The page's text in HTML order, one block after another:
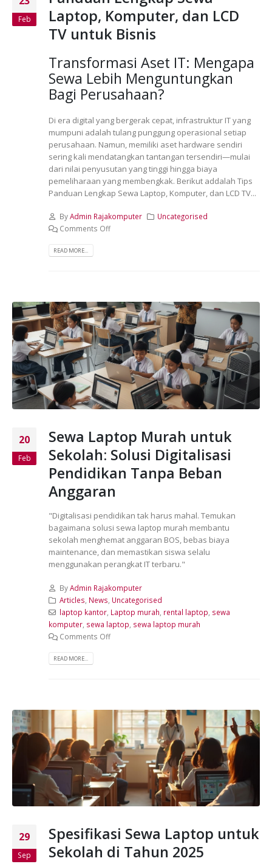
Feb
Laptop, Komputer, dan LCD
TV untuk Bisnis
Transformasi Aset IT: Mengapa
Sewa Lebih Menguntungkan
Bagi Perusahaan?
Di era digital yang bergerak cepat, infrastruktur IT yang
mumpuni adalah tulang punggung operasional setiap
perusahaan. Namun, memiliki aset hardware sendiri
sering kali mendatangkan tantangan tersendiri—mulai
dari nilai penyusutan yang tinggi hingga biaya
pemeliharaan yang membengkak. Berikut addalah Tips
Panduan Lengkap Sewa Laptop, Komputer, dan LCD TV...
ByAdmin Rajakomputer
Uncategorised
Comments Off
READ MORE...
20
Feb
Sewa Laptop Murah untuk
Sekolah: Solusi Digitalisasi
Pendidikan Tanpa Beban
Anggaran
"Digitalisasi pendidikan tak harus mahal. Temukan
bagaimana solusi sewa laptop murah membantu
sekolah menghemat anggaran BOS, bebas biaya
maintenance, dan memastikan siswa selalu
menggunakan perangkat IT terbaru."
ByAdmin Rajakomputer
Articles News Uncategorised
laptop kantor, Laptop murah rental laptop sewa
komputer sewa laptop sewa laptop murah
Comments Off
READ MORE...
29
Sep
Spesifikasi Sewa Laptop untuk
Sekolah di Tahun 2025